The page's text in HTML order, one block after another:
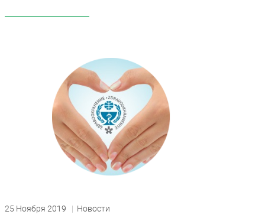
25 Ноября 2019 | Новости